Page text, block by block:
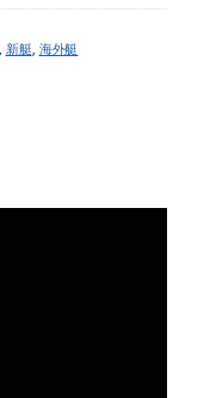
News & Topics
新艇 海外艇